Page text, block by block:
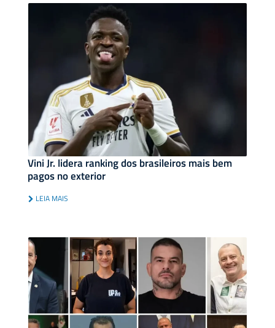
Vini Jr. lidera ranking dos brasileiros mais bem
pagos no exterior
LEIA MAIS